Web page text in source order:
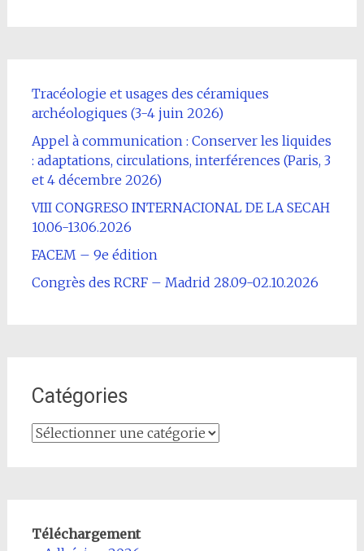
Tracéologie et usages des céramiques
archéologiques (3-4 juin 2026)
Appel à communication : Conserver les liquides
: adaptations, circulations, interférences (Paris, 3
et 4 décembre 2026)
VIII CONGRESO INTERNACIONAL DE LA SECAH
10.06-13.06.2026
FACEM – 9e édition
Congrès des RCRF – Madrid 28.09-02.10.2026
Catégories
Catégories
Téléchargement